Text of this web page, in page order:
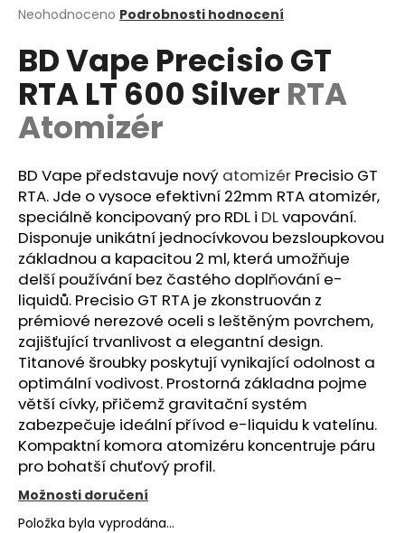
Průměrné
produktu
je
0,0
5
hvězdiček.
Neohodnoceno Podrobnosti hodnocení
BD Vape Precisio GT
RTA LT 600 Silver RTA
Atomizér
BD Vape představuje nový atomizér Precisio GT
RTA. Jde o vysoce efektivní 22mm RTA atomizér,
speciálně koncipovaný pro RDL i DLvapování.
Disponuje unikátní jednocívkovou bezsloupkovou
základnou a kapacitou 2 ml, která umožňuje
delší používání bez častého doplňování e-
liquidů. Precisio GT RTA je zkonstruován z
prémiové nerezové oceli s leštěným povrchem,
zajišťující trvanlivost a elegantní design.
Titanové šroubky poskytují vynikající odolnost a
optimální vodivost. Prostorná základna pojme
větší cívky, přičemž gravitační systém
zabezpečuje ideální přívod e-liquidu k vatelínu.
Kompaktní komora atomizéru koncentruje páru
pro bohatší chuťový profil.
Možnosti doručení
Položka byla vyprodána…
a
j
í
t
?
HLEDAT
D
o
p
o
r
u
č
u
j
e
m
e